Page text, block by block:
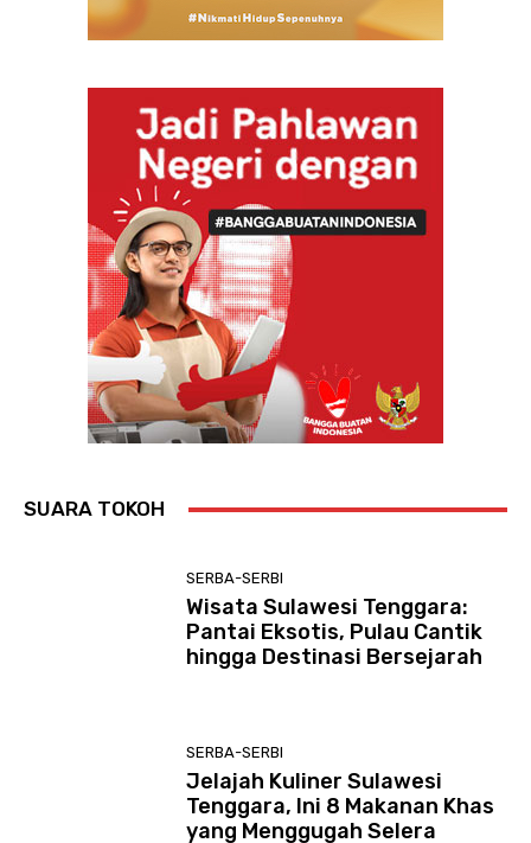
SUARA TOKOH
SERBA-SERBI
Wisata Sulawesi Tenggara:
Pantai Eksotis, Pulau Cantik
hingga Destinasi Bersejarah
SERBA-SERBI
Jelajah Kuliner Sulawesi
Tenggara, Ini 8 Makanan Khas
yang Menggugah Selera